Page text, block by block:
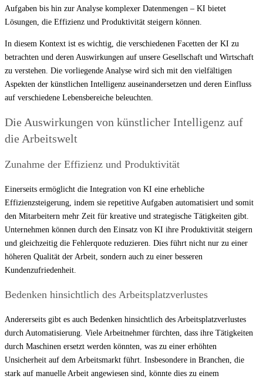
Aufgaben bis hin zur Analyse komplexer Datenmengen – KI bietet
Lösungen, die Effizienz und Produktivität steigern können.
In diesem Kontext ist es wichtig, die verschiedenen Facetten der KI zu
betrachten und deren Auswirkungen auf unsere Gesellschaft und Wirtschaft
zu verstehen. Die vorliegende Analyse wird sich mit den vielfältigen
Aspekten der künstlichen Intelligenz auseinandersetzen und deren Einfluss
auf verschiedene Lebensbereiche beleuchten.
Die Auswirkungen von künstlicher Intelligenz auf
die Arbeitswelt
Zunahme der Effizienz und Produktivität
Einerseits ermöglicht die Integration von KI eine erhebliche
Effizienzsteigerung, indem sie repetitive Aufgaben automatisiert und somit
den Mitarbeitern mehr Zeit für kreative und strategische Tätigkeiten gibt.
Unternehmen können durch den Einsatz von KI ihre Produktivität steigern
und gleichzeitig die Fehlerquote reduzieren. Dies führt nicht nur zu einer
höheren Qualität der Arbeit, sondern auch zu einer besseren
Kundenzufriedenheit.
Bedenken hinsichtlich des Arbeitsplatzverlustes
Andererseits gibt es auch Bedenken hinsichtlich des Arbeitsplatzverlustes
durch Automatisierung. Viele Arbeitnehmer fürchten, dass ihre Tätigkeiten
durch Maschinen ersetzt werden könnten, was zu einer erhöhten
Unsicherheit auf dem Arbeitsmarkt führt. Insbesondere in Branchen, die
stark auf manuelle Arbeit angewiesen sind, könnte dies zu einem